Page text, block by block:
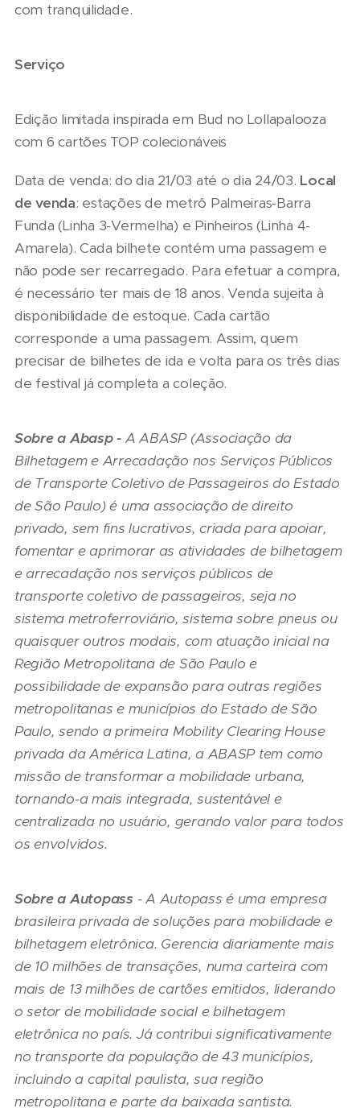
com tranquilidade.
Serviço
Edição limitada inspirada em Bud no Lollapalooza
com 6 cartões TOP colecionáveis
Data de venda: do dia 21/03 até o dia 24/03. Local
de venda: estações de metrô Palmeiras-Barra
Funda (Linha 3-Vermelha) e Pinheiros (Linha 4-
Amarela). Cada bilhete contém uma passagem e
não pode ser recarregado. Para efetuar a compra,
é necessário ter mais de 18 anos. Venda sujeita à
disponibilidade de estoque. Cada cartão
corresponde a uma passagem. Assim, quem
precisar de bilhetes de ida e volta para os três dias
de festival já completa a coleção.
Sobre a Abasp - A ABASP (Associação da
Bilhetagem e Arrecadação nos Serviços Públicos
de Transporte Coletivo de Passageiros do Estado
de São Paulo) é uma associação de direito
privado, sem fins lucrativos, criada para apoiar,
fomentar e aprimorar as atividades de bilhetagem
e arrecadação nos serviços públicos de
transporte coletivo de passageiros, seja no
sistema metroferroviário, sistema sobre pneus ou
quaisquer outros modais, com atuação inicial na
Região Metropolitana de São Paulo e
possibilidade de expansão para outras regiões
metropolitanas e municípios do Estado de São
Paulo, sendo a primeira Mobility Clearing House
privada da América Latina, a ABASP tem como
missão de transformar a mobilidade urbana,
tornando-a mais integrada, sustentável e
centralizada no usuário, gerando valor para todos
os envolvidos.
Sobre a Autopass - A Autopass é uma empresa
brasileira privada de soluções para mobilidade e
bilhetagem eletrônica. Gerencia diariamente mais
de 10 milhões de transações, numa carteira com
mais de 13 milhões de cartões emitidos, liderando
o setor de mobilidade social e bilhetagem
eletrônica no país. Já contribui significativamente
no transporte da população de 43 municípios,
incluindo a capital paulista, sua região
metropolitana e parte da baixada santista.